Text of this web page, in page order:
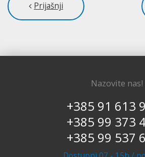
Prijašnji
Nazovite nas!
+385 91 613
+385 99 373
+385 99 537